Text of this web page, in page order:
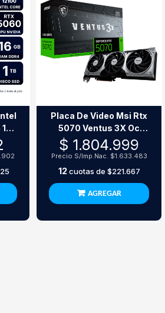
Placa De Video Msi Rtx
5070 Ventus 3X Oc
12Gb Gddr6
$ 1.804.999
Precio S/Imp.Nac. $1.633.483
12cuotas de $221.667
AGREGAR